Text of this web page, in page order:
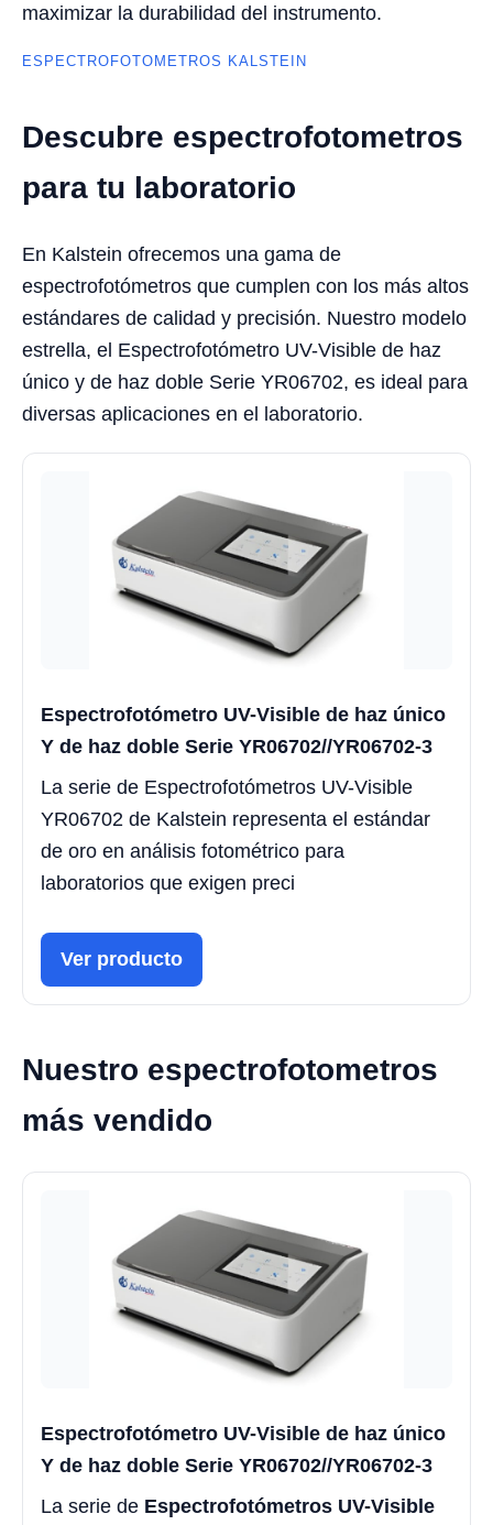
maximizar la durabilidad del instrumento.
ESPECTROFOTOMETROS KALSTEIN
Descubre espectrofotometros
para tu laboratorio
En Kalstein ofrecemos una gama de
espectrofotómetros que cumplen con los más altos
estándares de calidad y precisión. Nuestro modelo
estrella, el Espectrofotómetro UV-Visible de haz
único y de haz doble Serie YR06702, es ideal para
diversas aplicaciones en el laboratorio.
Espectrofotómetro UV-Visible de haz único
Y de haz doble Serie YR06702//YR06702-3
La serie de Espectrofotómetros UV-Visible
YR06702 de Kalstein representa el estándar
de oro en análisis fotométrico para
laboratorios que exigen preci
Ver producto
Nuestro espectrofotometros
más vendido
Espectrofotómetro UV-Visible de haz único
Y de haz doble Serie YR06702//YR06702-3
La serie de Espectrofotómetros UV-Visible